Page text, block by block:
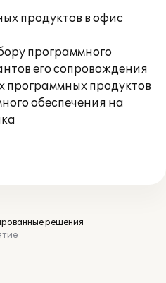
продуктов в офис
программного
его сопровождения
продуктов
обеспечения на
решения